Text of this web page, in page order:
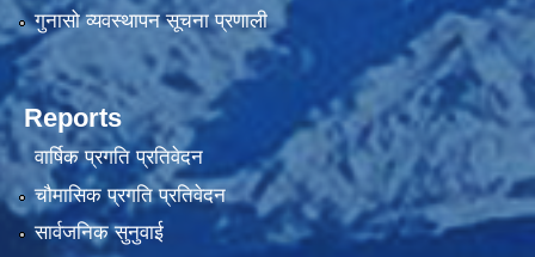
गुनासो व्यवस्थापन सूचना प्रणाली
Reports
वार्षिक प्रगति प्रतिवेदन
चौमासिक प्रगति प्रतिवेदन
सार्वजनिक सुनुवाई